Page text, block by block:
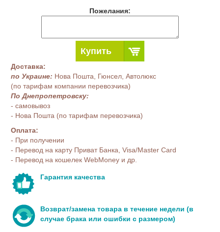
Пожелания:
Купить
Доставка:
по Украине: Нова Пошта, Гюнсел, Автолюкс
(по тарифам компании перевозчика)
По Днепропетровску:
- самовывоз
- Нова Пошта (по тарифам перевозчика)
Оплата:
- При получении
- Перевод на карту Приват Банка, Visa/Master Card
- Перевод на кошелек WebMoney и др.
Гарантия качества
Возврат/замена товара в течение недели (в
случае брака или ошибки с размером)